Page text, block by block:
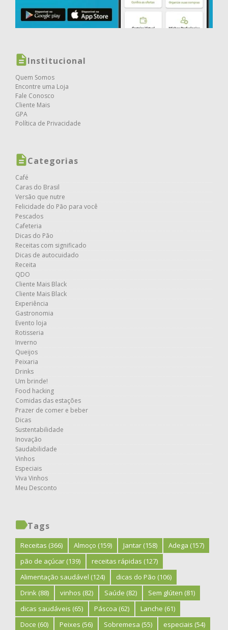
Institucional
Quem Somos
Encontre uma Loja
Fale Conosco
Cliente Mais
GPA
Política de Privacidade
Categorias
Café
Caras do Brasil
Versão que nutre
Felicidade do Pão para você
Pescados
Cafeteria
Dicas do Pão
Receitas com significado
Dicas de autocuidado
Receita
QDO
Cliente Mais Black
Cliente Mais Black
Experiência
Gastronomia
Evento loja
Rotisseria
Inverno
Queijos
Peixaria
Drinks
Um brinde!
Food hacking
Comidas das estações
Prazer de comer e beber
Dicas
Sustentabilidade
Inovação
Saudabilidade
Vinhos
Especiais
Viva Vinhos
Meu Desconto
Tags
Receitas (366) Almoço (159) Jantar (158) Adega (157)
pão de açúcar (139) receitas rápidas (127)
Alimentação saudável (124) dicas do Pão (106)
Drink (88) vinhos (82) Saúde (82) Sem glúten (81)
dicas saudáveis (65) Páscoa (62) Lanche (61)
Doce (60) Peixes (56) Sobremesa (55) especiais (54)